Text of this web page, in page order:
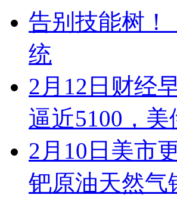
告别技能树！
统
2月12日财经
逼近5100，
2月10日美市
钯原油天然气